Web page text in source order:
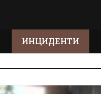
ИНЦИДЕНТИ